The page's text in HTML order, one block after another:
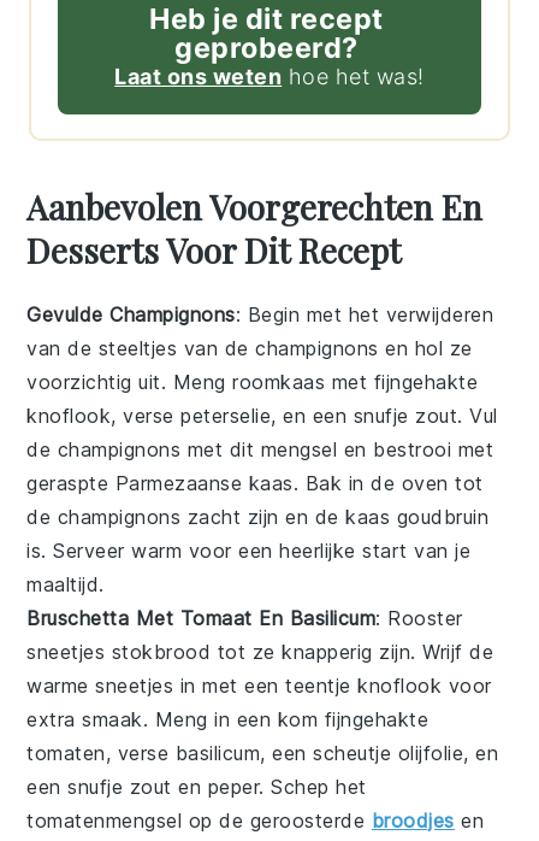
Heb je dit recept
geprobeerd?
Laat ons weten hoe het was!
Aanbevolen Voorgerechten En
Desserts Voor Dit Recept
Gevulde Champignons: Begin met het verwijderen
van de steeltjes van dechampignons en hol ze
voorzichtig uit. Mengroomkaas met fijngehakte
knoflook, versepeterselie, en een snufje zout. Vul
de champignons met dit mengsel en bestrooi met
geraspte Parmezaanse kaas. Bak in de oven tot
de champignons zacht zijn en de kaas goudbruin
is. Serveer warm voor een heerlijke start van je
maaltijd.
Bruschetta Met Tomaat En Basilicum: Rooster
sneetjes stokbrood tot ze knapperig zijn. Wrijf de
warme sneetjes in met een teentjeknoflook voor
extra smaak. Meng in een kom fijngehakte
tomaten, verse basilicum, een scheutje olijfolie, en
een snufje zout en peper. Schep het
tomatenmengsel op de geroosterde broodjes en